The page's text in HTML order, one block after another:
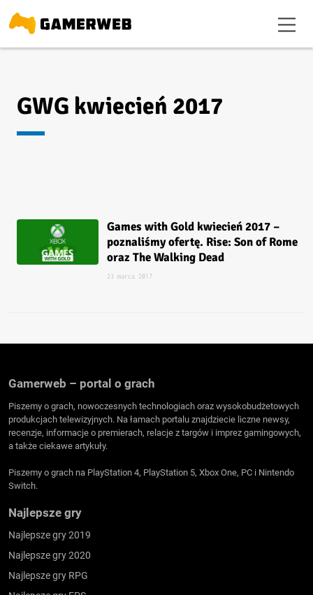
GWG kwiecień 2017
Games with Gold kwiecień 2017 –
poznaliśmy ofertę. Rise: Son of Rome
oraz The Walking Dead
23 marca 2017
Gamerweb – portal o grach
Piszemy o grach, nowoczesnych technologiach oraz wysokobudżetowych
produkcjach telewizyjnych. Na łamach portalu znajdziecie liczne newsy,
recenzje, informacje o premierach, relacje z targów i imprez gamingowych,
a także ciekawe artykuły.
Piszemy o grach na PlayStation 4, PlayStation 5, Xbox One, PC i Nintendo
Switch.
Najlepsze gry
Najlepsze gry 2019
Najlepsze gry 2020
Najlepsze gry RPG